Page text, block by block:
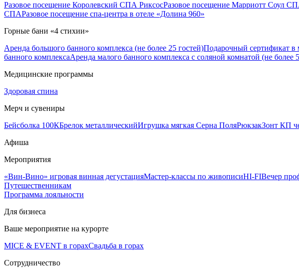
Разовое посещение Королевский СПА РиксосРазовое посещение Марриотт Соул
СПАРазовое посещение спа-центра в отеле «Долина 960»
Горные бани «4 стихии»
Аренда большого банного комплекса (не более 25 гостей)Подарочный сертификат
банного комплексаАренда малого банного комплекса с соляной комнатой (не более
Медицинские программы
Здоровая спина
Мерч и сувениры
Бейсболка 100КБрелок металлическийИгрушка мягкая Серна ПоляРюкзакЗонт КП
Афиша
Мероприятия
«Вин-Вино» игровая винная дегустацияМастер-классы по живописиHI-FIВечер
Путешественникам
Программа лояльности
Для бизнеса
Ваше мероприятие на курорте
MICE & EVENT в горахСвадьба в горах
Сотрудничество